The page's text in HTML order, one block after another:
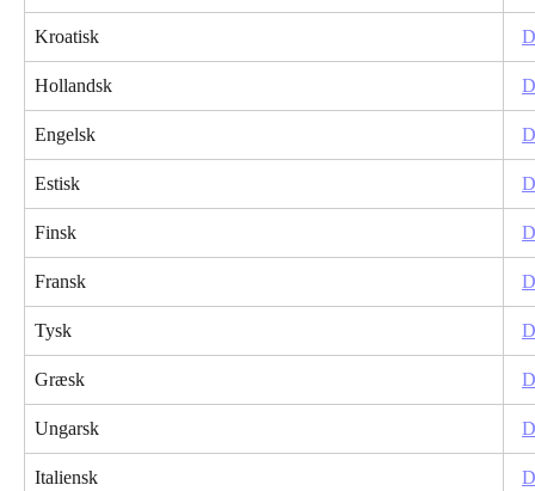
Kroatisk
Hollandsk
Engelsk
Estisk
Finsk
Fransk
Tysk
Græsk
Ungarsk
Italiensk